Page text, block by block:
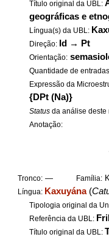
Título original da UBL:
geográficas e
Língua(s) da UBL:
Direção: Id → Pt
Orientação:
Quantidade de
Expressão da
{DPt (Na)}
Status da análise
Anotação:
Tronco: — Família:
Língua: Kaxuyána(
Tipologia original da
Referência da UBL:
Título original da UBL: